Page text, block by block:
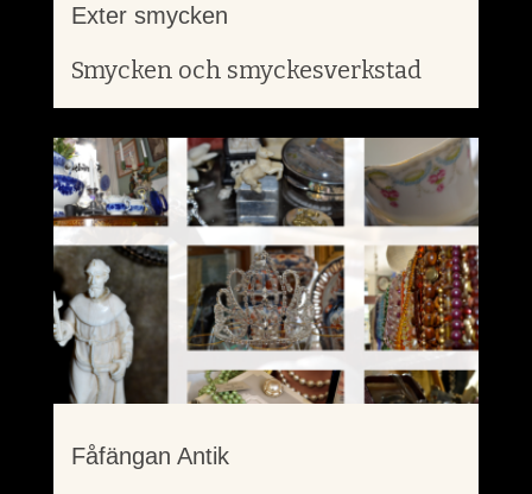
Exter smycken
Smycken och smyckesverkstad
Fåfängan Antik